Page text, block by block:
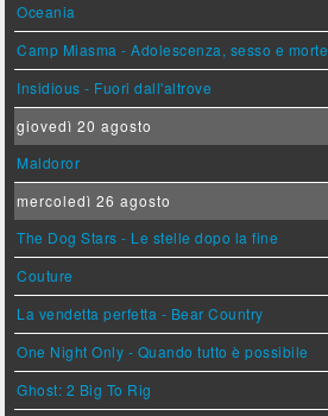
Oceania
Camp Miasma - Adolescenza, sesso e morte
Insidious - Fuori dall'altrove
giovedì 20 agosto
Maldoror
mercoledì 26 agosto
The Dog Stars - Le stelle dopo la fine
Couture
La vendetta perfetta - Bear Country
One Night Only - Quando tutto è possibile
Ghost: 2 Big To Rig